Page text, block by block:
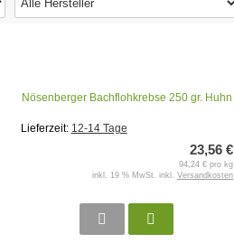
Nösenberger Bachflohkrebse 250 gr. Huhn
Lieferzeit: 12-14 Tage
23,56 €
94,24 € pro kg
inkl. 19 % MwSt. inkl.Versandkosten